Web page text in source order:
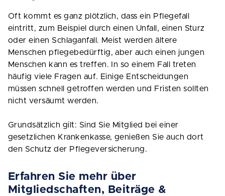
Oft kommt es ganz plötzlich, dass ein Pflegefall
eintritt, zum Beispiel durch einen Unfall, einen Sturz
oder einen Schlaganfall. Meist werden ältere
Menschen pflegebedürftig, aber auch einen jungen
Menschen kann es treffen. In so einem Fall treten
häufig viele Fragen auf. Einige Entscheidungen
müssen schnell getroffen werden und Fristen sollten
nicht versäumt werden.
Grundsätzlich gilt: Sind Sie Mitglied bei einer
gesetzlichen Krankenkasse, genießen Sie auch dort
den Schutz der Pflegeversicherung.
Erfahren Sie mehr über
Mitgliedschaften, Beiträge &